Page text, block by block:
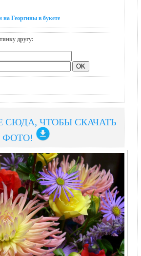
Георгины в букете
другу:
ЧТОБЫ СКАЧАТЬ
ФОТО!